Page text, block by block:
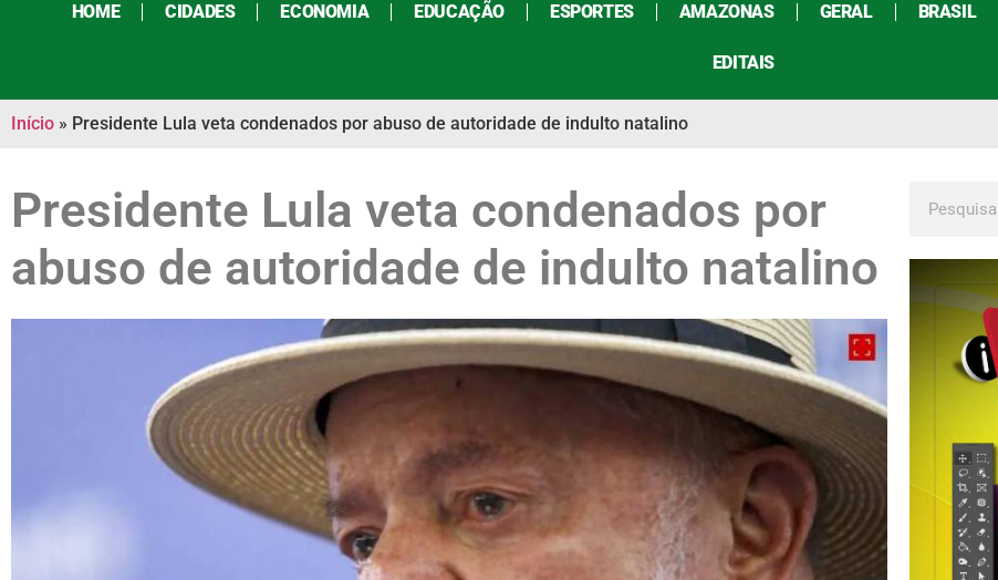
HOME CIDADES ECONOMIA EDUCAÇÃO ESPORTES AMAZONAS GERAL BRASIL
EDITAIS
Início » Presidente Lula veta condenados por abuso de autoridade de indulto natalino
Presidente Lula veta condenados por
abuso de autoridade de indulto natalino